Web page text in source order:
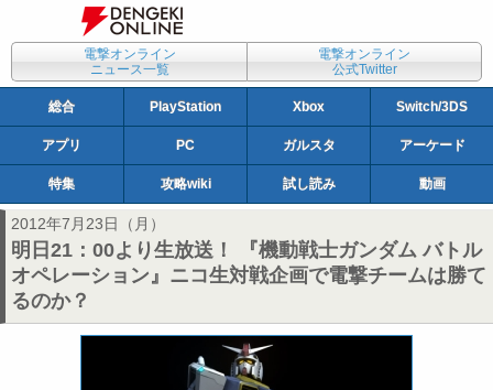
電撃オンライン
ニュース一覧
電撃オンライン
公式Twitter
総合 PlayStation Xbox Switch/3DS
アプリ PC ガルスタ アーケード
特集 攻略wiki 試し読み 動画
2012年7月23日（月）
明日21：00より生放送！ 『機動戦士ガンダム バトル
オペレーション』ニコ生対戦企画で電撃チームは勝て
るのか？